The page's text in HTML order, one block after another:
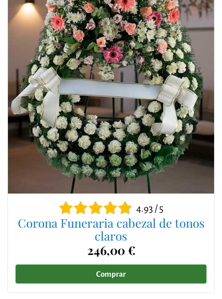
4.93 / 5
Corona Funeraria cabezal de tonos
claros
246,00 €
Comprar